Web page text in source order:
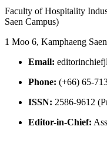
Faculty of Hospitality
Saen Campus)
1 Moo 6, Kamphaeng
Email:
Phone: (+66) 65-
ISSN: 2586-9612
Editor-in-Chief: